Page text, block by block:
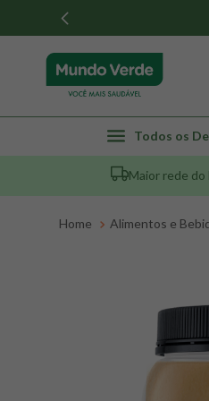
Todos os
Maior rede do
Alimentos e
TERMOS
1º whey
2º
8º maca